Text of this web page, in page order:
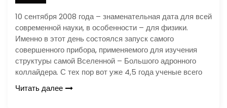
10 сентября 2008 года – знаменательная дата для всей
современной науки, в особенности – для физики.
Именно в этот день состоялся запуск самого
совершенного прибора, применяемого для изучения
структуры самой Вселенной – Большого адронного
коллайдера. С тех пор вот уже 4,5 года ученые всего
Читать далее